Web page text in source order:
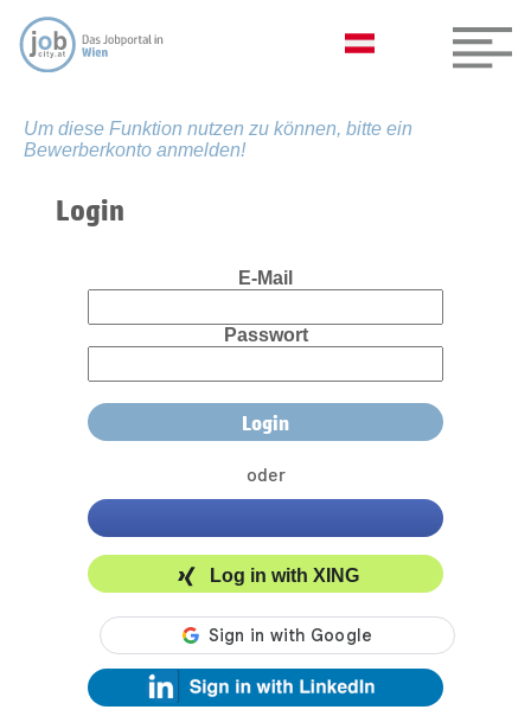
Um diese Funktion nutzen zu können, bitte ein
Bewerberkonto anmelden!
Login
E-Mail
Passwort
oder
Log in with XING